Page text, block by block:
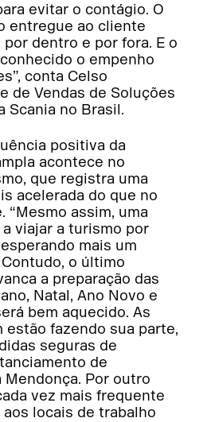
evitar o contágio. O
entregue ao cliente
dentro e por fora. E o
o empenho
conta Celso
de Vendas de Soluções
Scania no Brasil.
positiva da
acontece no
que registra uma
acelerada do que no
“Mesmo assim, uma
viajar a turismo por
mais um
o último
a preparação das
Natal, Ano Novo e
bem aquecido. As
estão fazendo sua parte,
seguras de
de
Mendonça. Por outro
vez mais frequente
locais de trabalho